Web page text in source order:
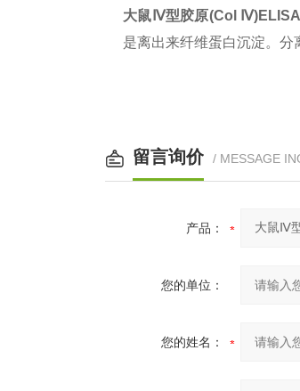
大鼠 Ⅳ型胶原(Col
是离出来纤维蛋白沉淀。分
留言询价 / MESSAGE
产品：
您的单位：
您的姓名：